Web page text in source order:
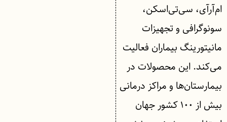
ام‌آرآی، سی‌تی‌اسکن،
سونوگرافی و تجهیزات
مانیتورینگ بیماران فعالیت
می‌کند. این محصولات در
بیمارستان‌ها و مراکز درمانی
بیش از ۱۰۰ کشور جهان